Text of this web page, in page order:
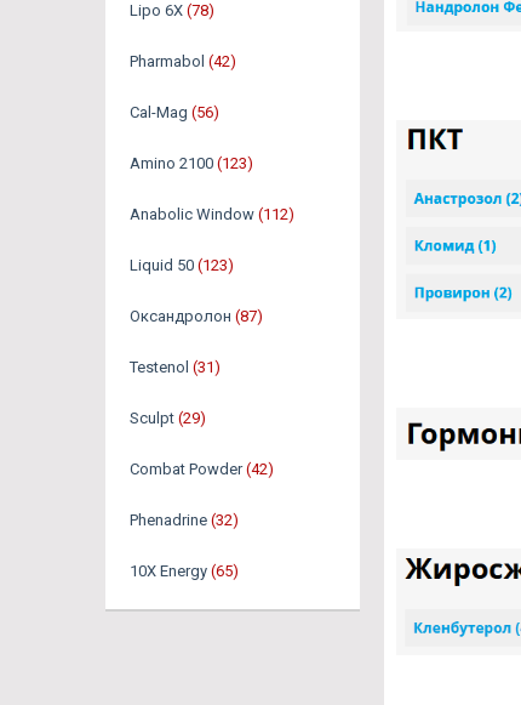
Lipo 6X (78)
Pharmabol (42)
Cal-Mag (56)
Amino 2100 (123)
Anabolic Window (112)
Liquid 50 (123)
Оксандролон (87)
Testenol (31)
Sculpt (29)
Combat Powder (42)
Phenadrine (32)
10X Energy (65)